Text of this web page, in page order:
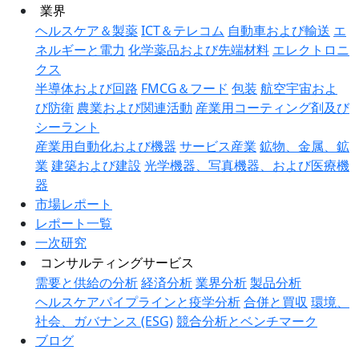
業界
ヘルスケア＆製薬ICT＆テレコム 自動車および輸送 エ
ネルギーと電力 化学薬品および先端材料 エレクトロニ
クス
半導体および回路 FMCG＆フード 包装 航空宇宙およ
び防衛 農業および関連活動 産業用コーティング剤及び
シーラント
産業用自動化および機器 サービス産業 鉱物、金属、鉱
業 建築および建設 光学機器、写真機器、および医療機
器
市場レポート
レポート一覧
一次研究
コンサルティングサービス
需要と供給の分析経済分析業界分析製品分析
ヘルスケアパイプラインと疫学分析合併と買収 環境、
社会、ガバナンス (ESG)競合分析とベンチマーク
ブログ